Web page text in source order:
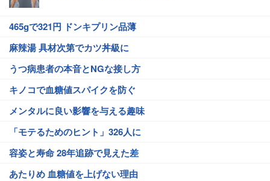
465gで321円 ドンキプリン品薄
麻辣湯 具材次第でカツ丼級に
うつ病患者の本音とNGな接し方
キノコで血糖値スパイクを防ぐ
メンタルに良い影響を与える趣味
「モテるためのヒント」326人に
容姿と寿命 28年追跡で見えた差
あたりめ 血糖値を上げない理由